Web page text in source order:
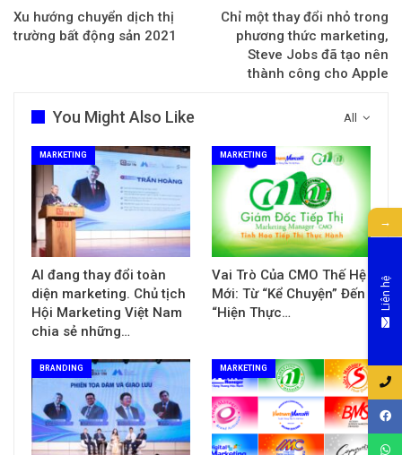
Xu hướng chuyển dịch thị
trường bất động sản 2021
Chỉ một thay đổi nhỏ trong
phương thức marketing,
Steve Jobs đã tạo nên
thành công cho Apple
All
You Might Also Like
MARKETING
AI đang thay đổi toàn
diện marketing. Chủ tịch
Hội Marketing Việt Nam
chia sẻ những…
MARKETING
Vai Trò Của CMO Thế Hệ
Mới: Từ “Kể Chuyện” Đến
“Hiện Thực…
BRANDING MARKETING
→
Liên hệ